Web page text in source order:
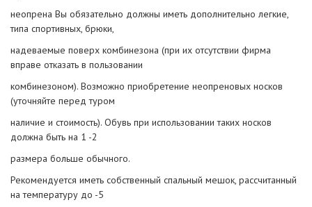
неопрена Вы обязательно должны иметь дополнительно легкие,
типа спортивных, брюки,
надеваемые поверх комбинезона (при их отсутствии фирма
вправе отказать в пользовании
комбинезоном). Возможно приобретение неопреновых носков
(уточняйте перед туром
наличие и стоимость). Обувь при использовании таких носков
должна быть на 1 -2
размера больше обычного.
Рекомендуется иметь собственный спальный мешок, рассчитанный
на температуру до -5